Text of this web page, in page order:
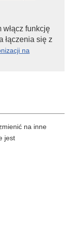
funkcję
łączenia się z
na
na inne
jest